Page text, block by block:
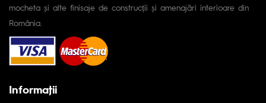
mocheta și alte finisaje de construcții și amenajări interioare din
România.
Informaţii